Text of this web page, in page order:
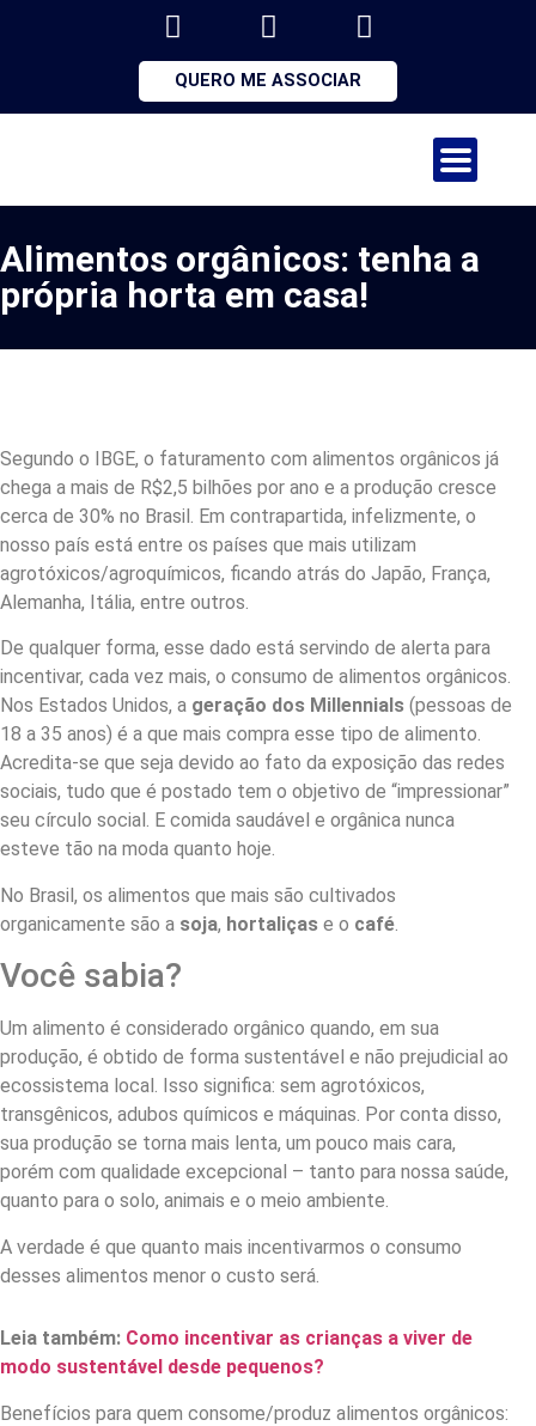
QUERO ME ASSOCIAR
Alimentos orgânicos: tenha a
própria horta em casa!
Segundo o IBGE, o faturamento com alimentos orgânicos já
chega a mais de R$2,5 bilhões por ano e a produção cresce
cerca de 30% no Brasil. Em contrapartida, infelizmente, o
nosso país está entre os países que mais utilizam
agrotóxicos/agroquímicos, ficando atrás do Japão, França,
Alemanha, Itália, entre outros.
De qualquer forma, esse dado está servindo de alerta para
incentivar, cada vez mais, o consumo de alimentos orgânicos.
Nos Estados Unidos, a geração dos Millennials (pessoas de
18 a 35 anos) é a que mais compra esse tipo de alimento.
Acredita-se que seja devido ao fato da exposição das redes
sociais, tudo que é postado tem o objetivo de “impressionar”
seu círculo social. E comida saudável e orgânica nunca
esteve tão na moda quanto hoje.
No Brasil, os alimentos que mais são cultivados
organicamente são a soja, hortaliças e o café
Você sabia?
Um alimento é considerado orgânico quando, em sua
produção, é obtido de forma sustentável e não prejudicial ao
ecossistema local. Isso significa: sem agrotóxicos,
transgênicos, adubos químicos e máquinas. Por conta disso,
sua produção se torna mais lenta, um pouco mais cara,
porém com qualidade excepcional – tanto para nossa saúde,
quanto para o solo, animais e o meio ambiente.
A verdade é que quanto mais incentivarmos o consumo
desses alimentos menor o custo será.
Leia também: Como incentivar as crianças a viver de
modo sustentável desde pequenos?
Benefícios para quem consome/produz alimentos orgânicos: